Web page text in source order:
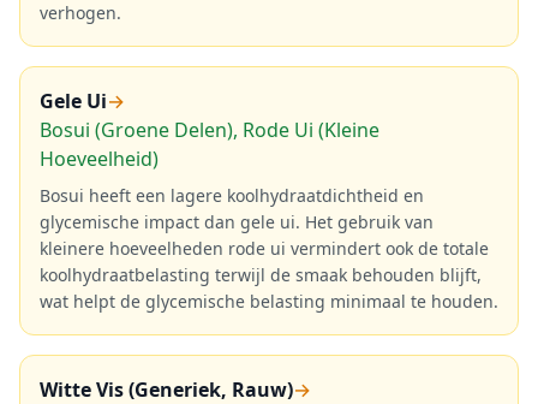
verhogen.
Gele Ui→
Bosui (Groene Delen), Rode Ui (Kleine
Hoeveelheid)
Bosui heeft een lagere koolhydraatdichtheid en
glycemische impact dan gele ui. Het gebruik van
kleinere hoeveelheden rode ui vermindert ook de totale
koolhydraatbelasting terwijl de smaak behouden blijft,
wat helpt de glycemische belasting minimaal te houden.
Witte Vis (Generiek, Rauw)→